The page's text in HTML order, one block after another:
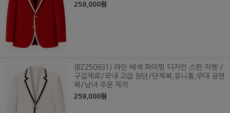
259,000원
(BZ250931) 라인 배색 파이핑 디자인 스판 자켓 /
구김제로/국내 고급 원단/단체복,유니폼,무대 공연
복/남녀 주문 제작
259,000원